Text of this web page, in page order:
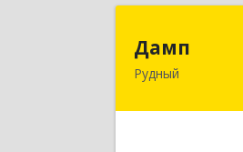
Дамп
Рудный